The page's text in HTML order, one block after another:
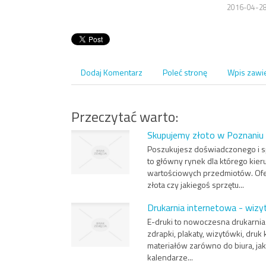
2016-04-
Dodaj Komentarz Poleć stronę Wpis
Przeczytać warto:
Skupujemy złoto w Poznaniu
Poszukujesz doświadczonego i
to główny rynek dla którego
wartościowych przedmiotów.
złota czy jakiegoś sprzętu...
Drukarnia internetowa -
E-druki to nowoczesna
zdrapki, plakaty, wizytówki,
materiałów zarówno do biura,
kalendarze...